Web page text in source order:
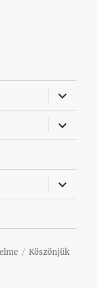
almenü
almenü
almenü
Köszönjük